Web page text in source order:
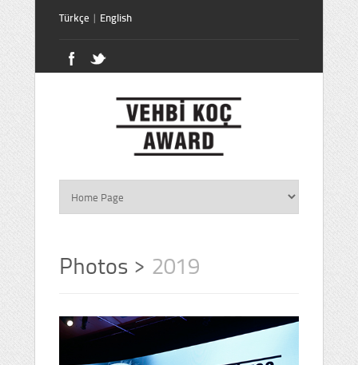
Türkçe | English
Photos > 2019